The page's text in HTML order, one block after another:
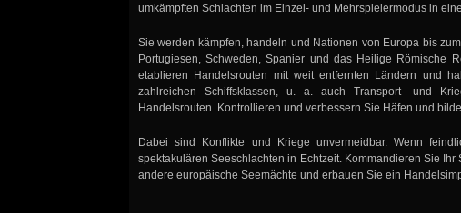
umkämpften Schlachten im Einzel- und Mehrspielermodus in
Sie werden kämpfen, handeln und Nationen von Europa bis
Portugiesen, Schweden, Spanier und das Heilige Römische
etablieren Handelsrouten mit weit entfernten Ländern und
zahlreichen Schiffsklassen, u. a. auch Transport- und
Handelsrouten. Kontrollieren und verbessern Sie Häfen und
Dabei sind Konflikte und Kriege unvermeidbar. Wenn
spektakulären Seeschlachten in Echtzeit. Kommandieren Sie
andere europäische Seemächte und erbauen Sie ein